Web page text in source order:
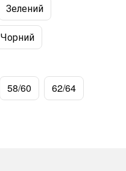
Зелений
Чорний
58/60 62/64